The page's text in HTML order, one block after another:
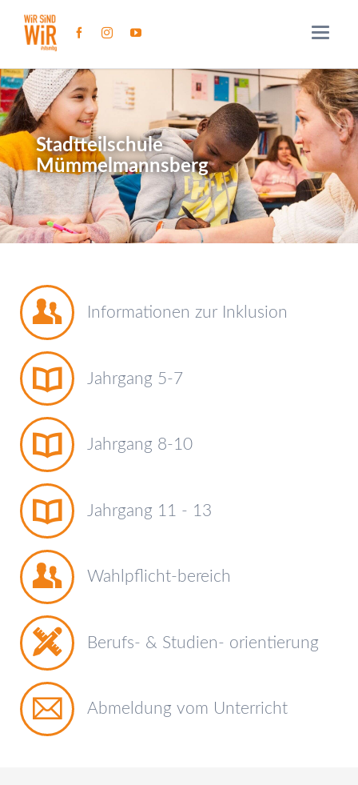
Stadtteilschule
Mümmelmannsberg
Informationen zur Inklusion
Jahrgang 5-7
Jahrgang 8-10
Jahrgang 11 - 13
Wahlpflicht-bereich
Berufs- & Studien- orientierung
Abmeldung vom Unterricht